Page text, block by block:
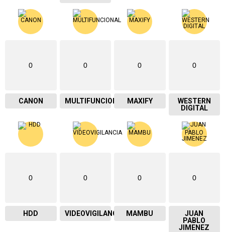
0
CANON
0
MULTIFUNCIONAL
0
MAXIFY
0
WESTERN
DIGITAL
0
HDD
0
VIDEOVIGILANCIA
0
MAMBU
0
JUAN
PABLO
JIMENEZ